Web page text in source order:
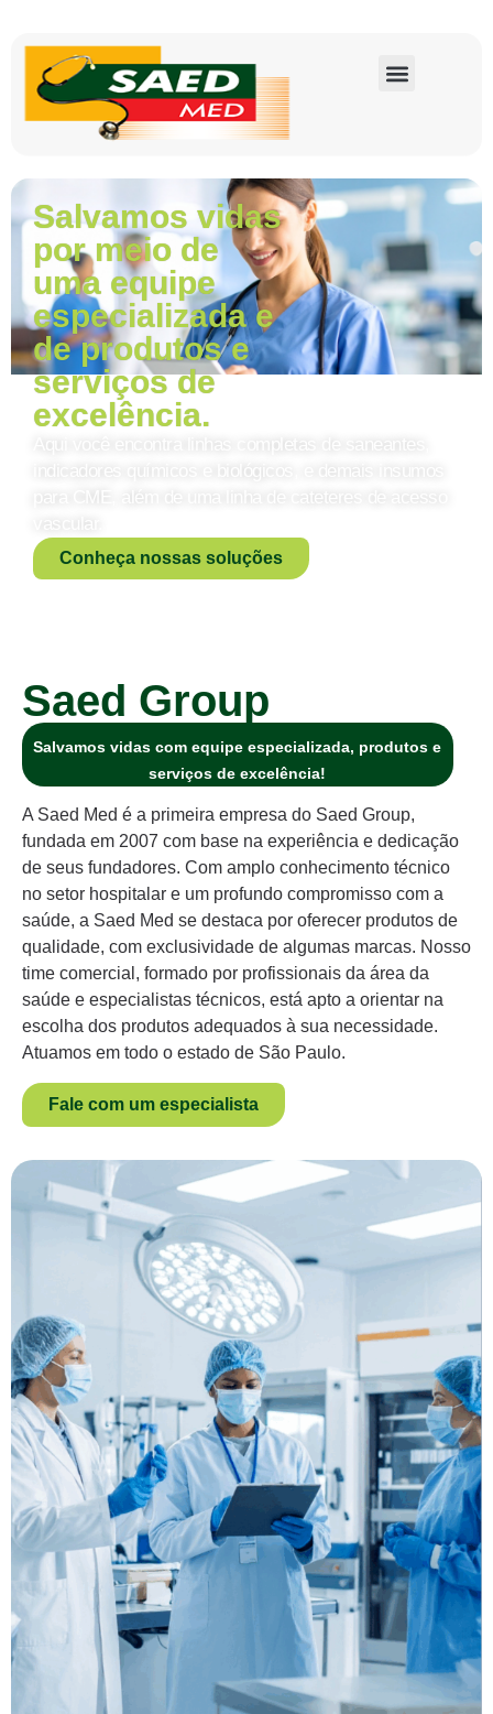
Salvamos vidas
por meio de
uma equipe
especializada e
de produtos e
serviços de
excelência.
Aqui você encontra linhas completas de saneantes,
indicadores químicos e biológicos, e demais insumos
para CME, além de uma linha de cateteres de acesso
Conheça nossas soluções
Saed Group
Salvamos vidas com equipe especializada, produtos e
serviços de excelência!
A Saed Med é a primeira empresa do Saed Group,
fundada em 2007 com base na experiência e dedicação
de seus fundadores. Com amplo conhecimento técnico
no setor hospitalar e um profundo compromisso com a
saúde, a Saed Med se destaca por oferecer produtos de
qualidade, com exclusividade de algumas marcas. Nosso
time comercial, formado por profissionais da área da
saúde e especialistas técnicos, está apto a orientar na
escolha dos produtos adequados à sua necessidade.
Atuamos em todo o estado de São Paulo.
Fale com um especialista